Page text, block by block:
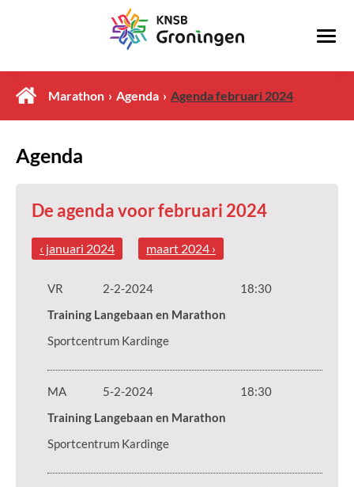
Marathon Agenda Agenda februari 2024
Agenda
De agenda voor februari 2024
‹ januari 2024 maart 2024 ›
VR 2-2-2024
18:30
Training Langebaan en Marathon
Sportcentrum Kardinge
MA 5-2-2024
18:30
Training Langebaan en Marathon
Sportcentrum Kardinge